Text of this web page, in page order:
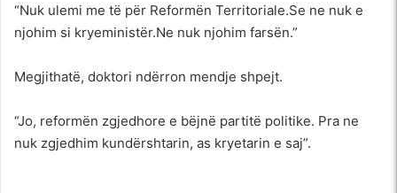
“Nuk ulemi me të për Reformën Territoriale.Se ne nuk e
njohim si kryeministër.Ne nuk njohim farsën.”
Megjithatë, doktori ndërron mendje shpejt.
“Jo, reformën zgjedhore e bëjnë partitë politike. Pra ne
nuk zgjedhim kundërshtarin, as kryetarin e saj”.